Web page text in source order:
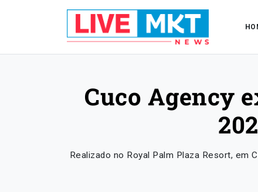
Cuco Agency
Realizado no Royal Palm Plaza Resort, em